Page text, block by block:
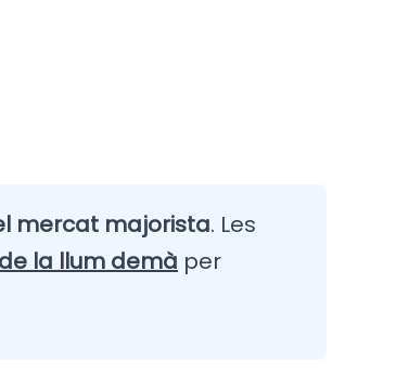
mercat majorista. Les
la llum demà per